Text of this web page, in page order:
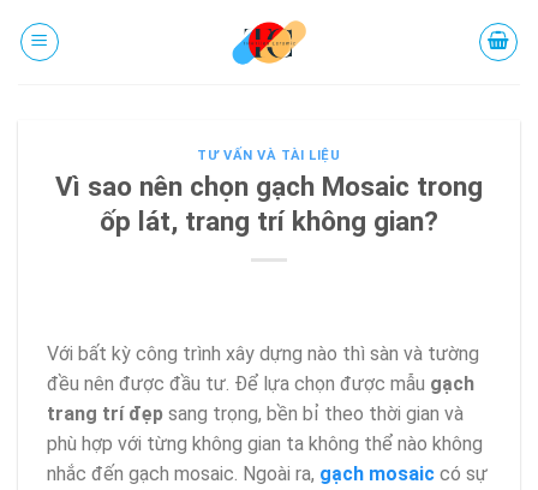
đến
TƯ VẤN VÀ TÀI LIỆU
Vì sao nên chọn gạch Mosaic trong
ốp lát, trang trí không gian?
Với bất kỳ công trình xây dựng nào thì sàn và tường
đều nên được đầu tư. Để lựa chọn được mẫu gạch
trang trí đẹp sang trọng, bền bỉ theo thời gian và
phù hợp với từng không gian ta không thể nào không
nhắc đến gạch mosaic. Ngoài ra, gạch mosaic có sự